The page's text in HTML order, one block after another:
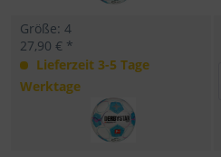
Größe: 4
27,90 € *
Lieferzeit 3-5 Tage
Werktage